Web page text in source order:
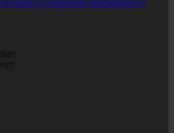
für bedruckte Werbeartikel in